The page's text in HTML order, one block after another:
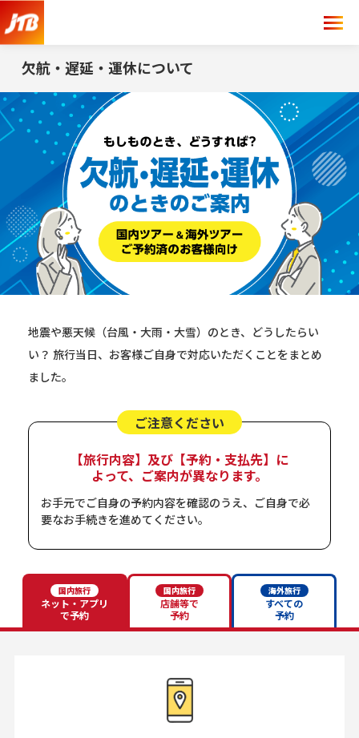
欠航・遅延・運休について
地震や悪天候（台風・大雨・大雪）のとき、どうしたらい
い？ 旅行当日、お客様ご自身で対応いただくことをまとめ
ました。
ご注意ください
【旅行内容】及び【予約・支払先】に
よって、ご案内が異なります。
お手元でご自身の予約内容を確認のうえ、ご自身で必
要なお手続きを進めてください。
国内旅行
ネット・アプリ
で予約
国内旅行
店舗等で
予約
海外旅行
すべての
予約